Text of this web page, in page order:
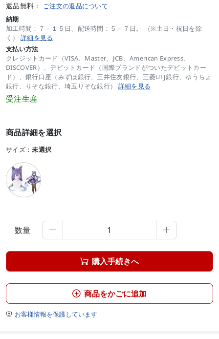
返品無料： ご注文の返品について
納期
加工時間：７－１５日、配送時間：５－７日。 （※土日・祝日を除
く） 詳細を見る
支払い方法
クレジットカード（VISA、Master、JCB、American Express、
DISCOVER）、デビットカード（国際ブランドがついたデビットカー
ド）、銀行口座（みずほ銀行、三井住友銀行、三菱UFJ銀行、ゆうちょ
銀行、りそな銀行、埼玉りそな銀行） 詳細を見る
受注生産
商品詳細を選択
サイズ：未選択
数量  
 購入手続きへ
 商品をかごに追加
 お客様情報を保護しています